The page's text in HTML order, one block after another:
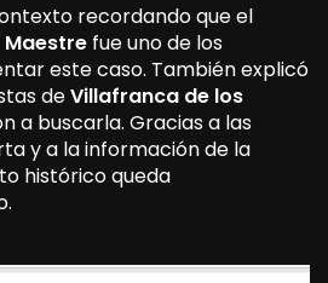
recordando que el
Maestre fue uno de los
este caso. También explicó
deVillafranca de los
a buscarla. Gracias a las
y a la información de la
histórico queda